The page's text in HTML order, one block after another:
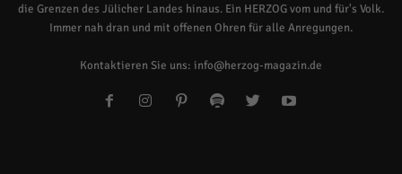
die Grenzen des Jülicher Landes hinaus. Ein HERZOG vom und für's Volk.
Immer nah dran und mit offenen Ohren für alle Anregungen.
Kontaktieren Sie uns: info@herzog-magazin.de